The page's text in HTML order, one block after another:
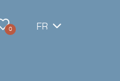
0 FR